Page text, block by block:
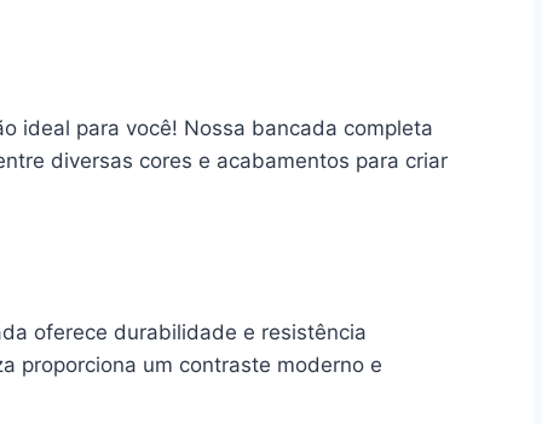
ideal para você! Nossa bancada completa
diversas cores e acabamentos para criar
oferece durabilidade e resistência
proporciona um contraste moderno e